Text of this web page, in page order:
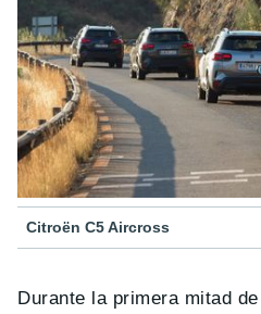
Citroën C5 Aircross
Durante la primera mitad